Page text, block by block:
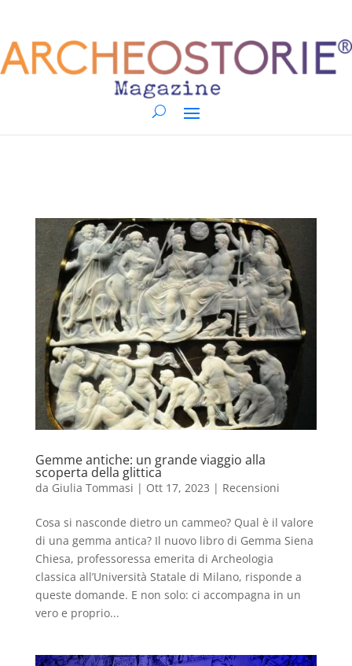
Gemme antiche: un grande viaggio alla
scoperta della glittica
da Giulia Tommasi | Ott 17, 2023 | Recensioni
Cosa si nasconde dietro un cammeo? Qual è il valore
di una gemma antica? Il nuovo libro di Gemma Siena
Chiesa, professoressa emerita di Archeologia
classica all’Università Statale di Milano, risponde a
queste domande. E non solo: ci accompagna in un
vero e proprio...